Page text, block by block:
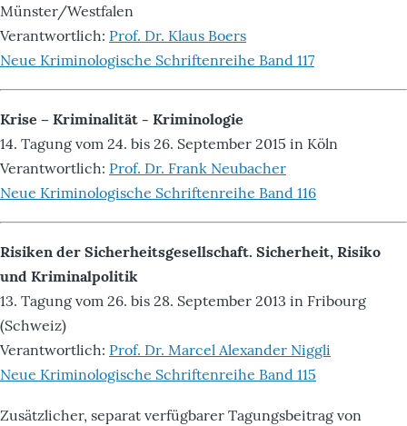
Münster/Westfalen
Verantwortlich: Prof. Dr. Klaus Boers
Neue Kriminologische Schriftenreihe Band 117
Krise – Kriminalität - Kriminologie
14. Tagung vom 24. bis 26. September 2015 in Köln
Verantwortlich: Prof. Dr. Frank Neubacher
Neue Kriminologische Schriftenreihe Band 116
Risiken der Sicherheitsgesellschaft. Sicherheit, Risiko
und Kriminalpolitik
13. Tagung vom 26. bis 28. September 2013 in Fribourg
(Schweiz)
Verantwortlich: Prof. Dr. Marcel Alexander Niggli
Neue Kriminologische Schriftenreihe Band 115
Zusätzlicher, separat verfügbarer Tagungsbeitrag von